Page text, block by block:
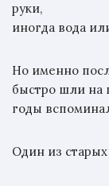
руки,
иногда вода
Но именно
быстро шли на
годы
Один из